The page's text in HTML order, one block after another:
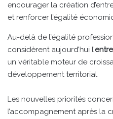
encourager la création
et renforcer l’égalité
Au-delà de l’égalité
considèrent aujourd’hui l’
un véritable moteur de
développement territorial.
Les nouvelles priorités
l’accompagnement après la